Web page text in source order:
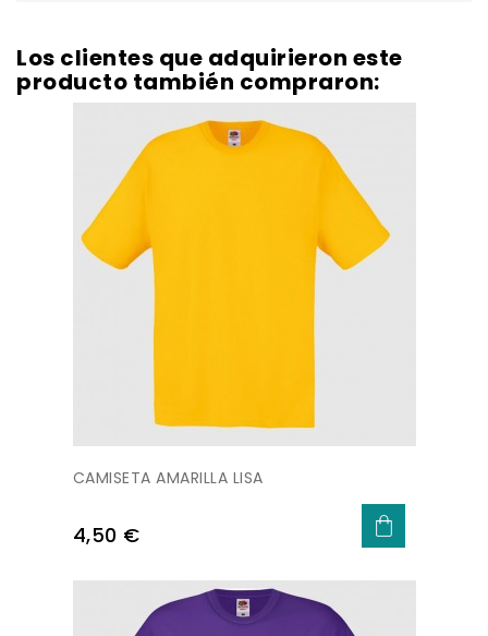
Los clientes que adquirieron este
producto también compraron:
CAMISETA AMARILLA LISA
Precio
4,50 €